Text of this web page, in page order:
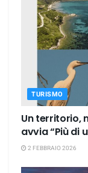
TURISMO
Un territorio,
avvia “Più di
2 FEBBRAIO 2026